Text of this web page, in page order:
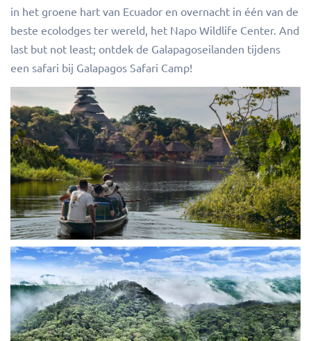
in het groene hart van Ecuador en overnacht in één van de
beste ecolodges ter wereld, het Napo Wildlife Center. And
last but not least; ontdek de Galapagoseilanden tijdens
een safari bij Galapagos Safari Camp!